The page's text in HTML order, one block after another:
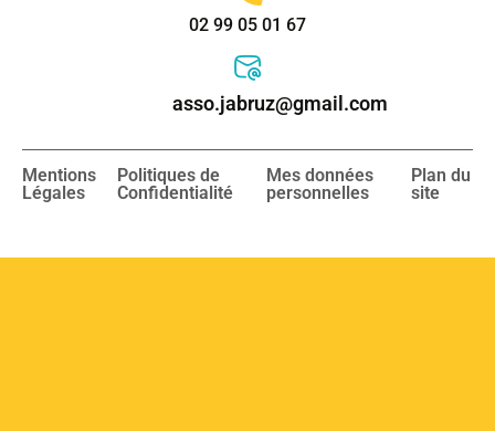
02 99 05 01 67
asso.jabruz@gmail.com
Mentions
Légales
Politiques de
Confidentialité
Mes données
personnelles
Plan du
site